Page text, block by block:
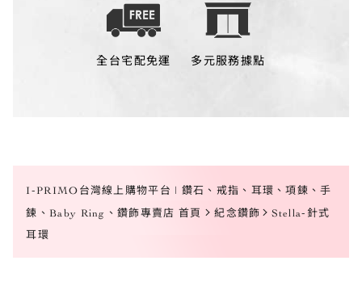
全台宅配免運 多元服務據點
I-PRIMO台灣線上購物平台 | 鑽石、戒指、耳環、項鍊、手
鍊、Baby Ring、鑽飾專賣店 首頁
紀念鑽飾
Stella-針式
耳環